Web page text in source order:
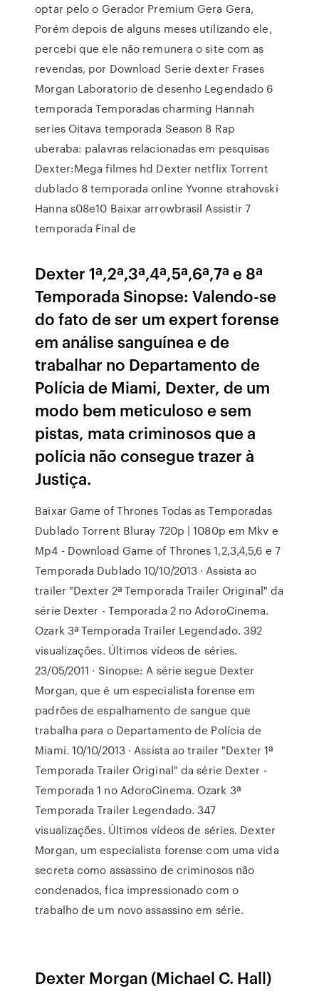
optar pelo o Gerador Premium Gera Gera,
Porém depois de alguns meses utilizando ele,
percebi que ele não remunera o site com as
revendas, por Download Serie dexter Frases
Morgan Laboratorio de desenho Legendado 6
temporada Temporadas charming Hannah
series Oitava temporada Season 8 Rap
uberaba: palavras relacionadas em pesquisas
Dexter:Mega filmes hd Dexter netflix Torrent
dublado 8 temporada online Yvonne strahovski
Hanna s08e10 Baixar arrowbrasil Assistir 7
temporada Final de
Dexter 1ª,2ª,3ª,4ª,5ª,6ª,7ª e 8ª
Temporada Sinopse: Valendo-se
do fato de ser um expert forense
em análise sanguínea e de
trabalhar no Departamento de
Polícia de Miami, Dexter, de um
modo bem meticuloso e sem
pistas, mata criminosos que a
polícia não consegue trazer à
Justiça.
Baixar Game of Thrones Todas as Temporadas
Dublado Torrent Bluray 720p | 1080p em Mkv e
Mp4 - Download Game of Thrones 1,2,3,4,5,6 e 7
Temporada Dublado 10/10/2013 · Assista ao
trailer "Dexter 2ª Temporada Trailer Original" da
série Dexter - Temporada 2 no AdoroCinema.
Ozark 3ª Temporada Trailer Legendado. 392
visualizações. Últimos vídeos de séries.
23/05/2011 · Sinopse: A série segue Dexter
Morgan, que é um especialista forense em
padrões de espalhamento de sangue que
trabalha para o Departamento de Polícia de
Miami. 10/10/2013 · Assista ao trailer "Dexter 1ª
Temporada Trailer Original" da série Dexter -
Temporada 1 no AdoroCinema. Ozark 3ª
Temporada Trailer Legendado. 347
visualizações. Últimos vídeos de séries. Dexter
Morgan, um especialista forense com uma vida
secreta como assassino de criminosos não
condenados, fica impressionado com o
trabalho de um novo assassino em série.
Dexter Morgan (Michael C. Hall)